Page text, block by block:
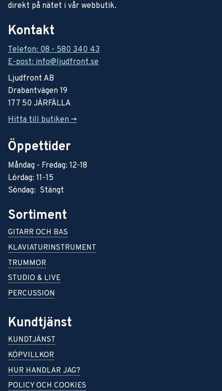
direkt på nätet i vår webbutik.
Kontakt
Telefon: 08 - 580 340 43
E-post: info@ljudfront.se
Ljudfront AB
Drabantvägen 19
177 50 JÄRFÄLLA
Hitta till butiken ->
Öppettider
Måndag - Fredag: 12-18
Lördag: 11-15
Söndag: Stängt
Sortiment
GITARR OCH BAS
KLAVIATURINSTRUMENT
TRUMMOR
STUDIO & LIVE
PERCUSSION
Kundtjänst
KUNDTJÄNST
KÖPVILLKOR
HUR HANDLAR JAG?
POLICY OCH COOKIES